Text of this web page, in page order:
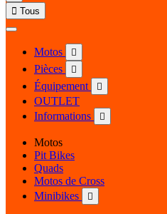
 Tous
Motos 
Pièces 
Équipement 
OUTLET
Informations

Motos
Pit Bikes
Quads
Motos de Cross
Minibikes
